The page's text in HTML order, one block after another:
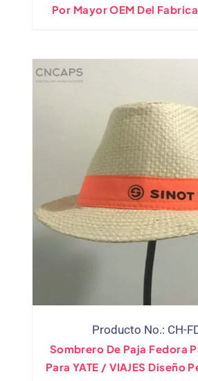
Por Mayor OEM Del
Producto No.: CH-
Sombrero De Paja Fedora
Para YATE / VIAJES Diseño